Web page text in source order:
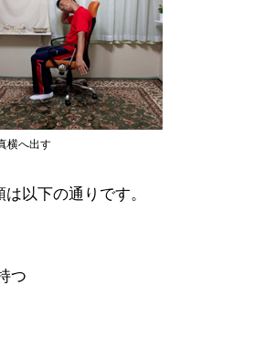
横へ出す
以下の通りです。
つ